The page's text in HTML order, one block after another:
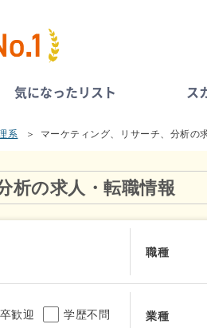
気になったリスト ス
系 マーケティング、リサーチ、分析の
析の求人・転職情報
職種
歓迎 学歴不問 業種